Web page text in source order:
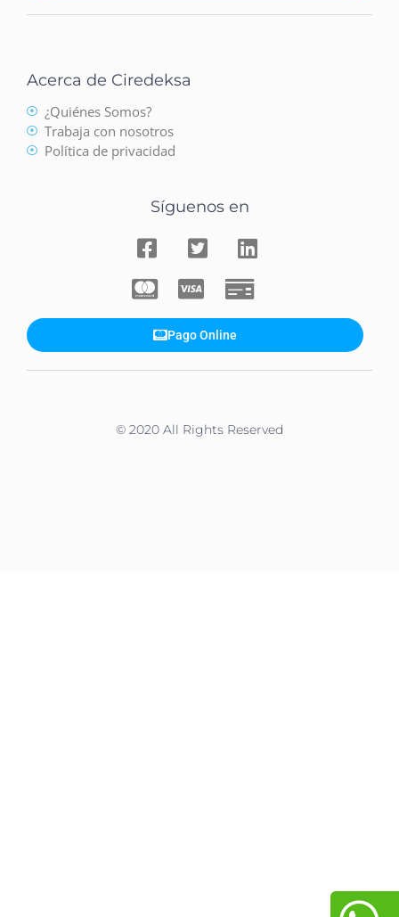
Pago Online
Síguenos en
Acerca de Ciredeksa
¿Quiénes Somos?
Trabaja con nosotros
Política de privacidad
© 2020 All Rights Reserved